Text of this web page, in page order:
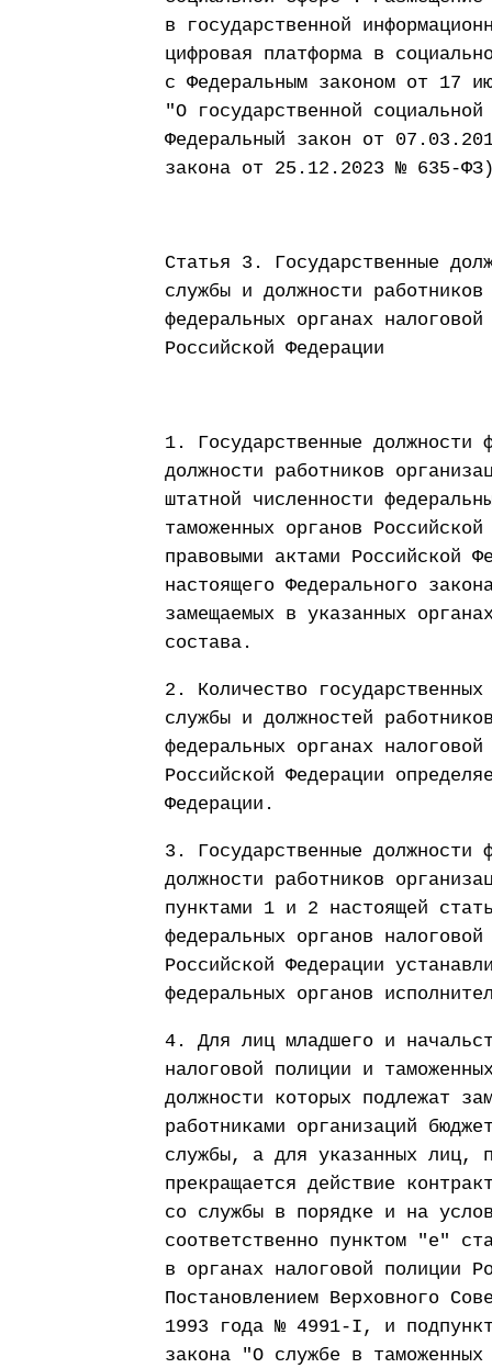
в государственной
цифровая платформа в
с Федеральным законом от 17
"О государственной
Федеральный закон от
закона от 25.12.2023 № 635-
Статья 3. Государственные
службы и должности
федеральных органах
Российской Федерации
1. Государственные должности
должности работников
штатной численности
таможенных органов
правовыми актами Российской
настоящего Федерального
замещаемых в указанных
состава.
2. Количество
службы и должностей
федеральных органах
Российской Федерации
Федерации.
3. Государственные должности
должности работников
пунктами 1 и 2 настоящей
федеральных органов
Российской Федерации
федеральных органов
4. Для лиц младшего и
налоговой полиции и
должности которых подлежат
работниками организаций
службы, а для указанных лиц,
прекращается действие
со службы в порядке и на
соответственно пунктом "е"
в органах налоговой полиции
Постановлением Верховного
1993 года № 4991-I, и
закона "О службе в